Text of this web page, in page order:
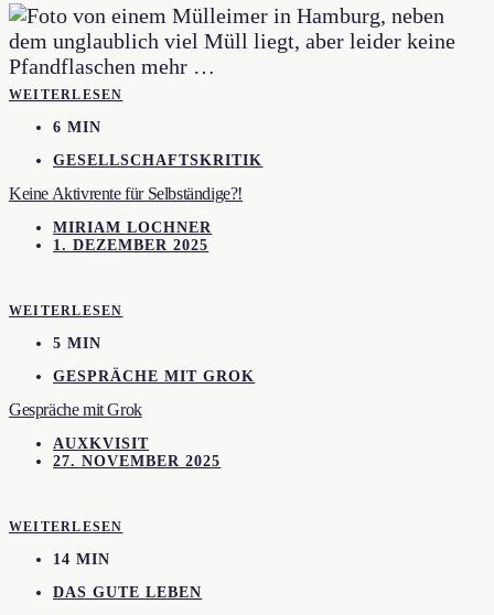
WEITERLESEN
6 MIN
GESELLSCHAFTSKRITIK
Keine Aktivrente für Selbständige?!
MIRIAM LOCHNER
1. DEZEMBER 2025
WEITERLESEN
5 MIN
GESPRÄCHE MIT GROK
Gespräche mit Grok
AUXKVISIT
27. NOVEMBER 2025
WEITERLESEN
14 MIN
DAS GUTE LEBEN